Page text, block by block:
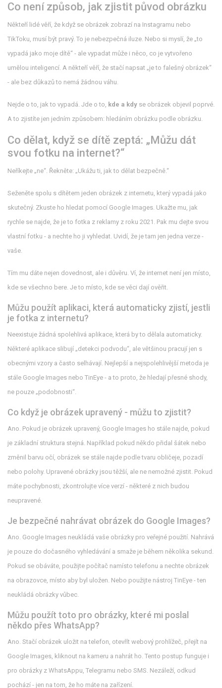
Co není způsob, jak zjistit původ obrázku
Někteří lidé věří, že když se obrázek zobrazí na Instagramu nebo
TikToku, musí být pravý. To je nebezpečná iluze. Nebo si myslí, že „to
vypadá jako moje dítě“ - ale vypadat může i něco, co je vytvořeno
umělou inteligencí. A někteří věří, že stačí napsat „je to falešný obrázek“
- ale bez důkazů to nemá žádnou váhu.
Nejde o to, jak to vypadá. Jde o to, kde a kdy se obrázek objevil poprvé.
A to zjistíte jen jedním způsobem: hledáním obrázku podle obrázku.
Co dělat, když se dítě zeptá: „Můžu dát
svou fotku na internet?“
Neříkejte „ne“. Řekněte: „Ukážu ti, jak to dělat bezpečně.“
Seženěte spolu s dítětem jeden obrázek z internetu, který vypadá jako
skutečný. Zkuste ho hledat pomocí Google Images. Ukažte mu, jak
rychle se najde, že je to fotka z reklamy z roku 2021. Pak mu dejte svou
vlastní fotku - a nechte ho ji vyhledat. Uvidí, že je tam jen jedna verze -
vaše.
Tím mu dáte nejen dovednost, ale i důvěru. Ví, že internet není jen místo,
kde se všechno bere. Je to místo, kde se věci dají ověřit.
Můžu použít aplikaci, která automaticky zjistí, jestli
je fotka z internetu?
Neexistuje žádná spolehlivá aplikace, která by to dělala automaticky.
Některé aplikace slibují „detekci podvodu“, ale většinou pracují jen s
obecnými vzory a často selhávají. Nejlepší a nejspolehlivější metoda je
stále Google Images nebo TinEye - a to proto, že hledají přesné shody,
ne pouze „podobnosti“.
Co když je obrázek upravený - můžu to zjistit?
Ano. Pokud je obrázek upravený, Google Images ho stále najde, pokud
je základní struktura stejná. Například pokud někdo přidal šátek nebo
změnil barvu očí, obrázek se stále najde podle tvaru obličeje, pozadí
nebo polohy. Upravené obrázky jsou těžší, ale ne nemožné zjistit. Pokud
máte pochybnosti, zkontrolujte více verzí - některé z nich budou
neupravené.
Je bezpečné nahrávat obrázek do Google Images?
Ano. Google Images neukládá vaše obrázky pro veřejné použití. Nahrává
je pouze do dočasného vyhledávání a smaže je během několika sekund.
Pokud se obáváte, použijte počítač namísto telefonu a nechte obrázek
na obrazovce, místo aby byl uložen. Nebo použijte nástroj TinEye - ten
neukládá obrázky vůbec.
Můžu použít toto pro obrázky, které mi poslal
někdo přes WhatsApp?
Ano. Stačí obrázek uložit na telefon, otevřít webový prohlížeč, přejít na
Google Images, kliknout na kameru a nahrát ho. Tento postup funguje i
pro obrázky z WhatsAppu, Telegramu nebo SMS. Nezáleží, odkud
pochází - jen na tom, že ho máte na zařízení.